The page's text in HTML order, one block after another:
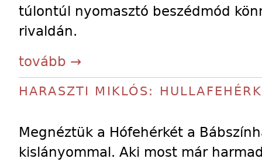
túlontúl nyomasztó beszédmód
rivaldán.
tovább →
HARASZTI MIKLÓS:
Megnéztük a Hófehérkét a
kislányommal. Aki most már